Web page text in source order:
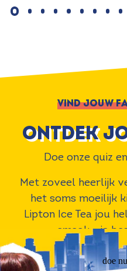
VIND JOUW
ontdek
Doe onze quiz
Met zoveel heerlijk
het soms moeilijk
Lipton Ice Tea jou
smaak - je
doe